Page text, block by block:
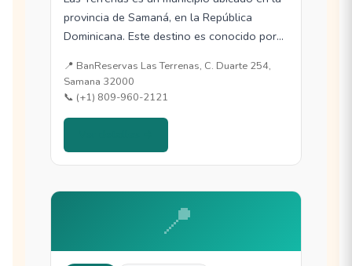
provincia de Samaná, en la República
Dominicana. Este destino es conocido por…
📍 BanReservas Las Terrenas, C. Duarte 254,
Samana 32000
📞 (+1) 809-960-2121
📍